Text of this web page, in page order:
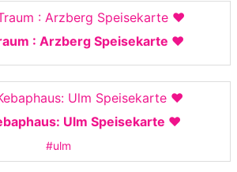
: Arzberg Speisekarte ❤️
Ulm Speisekarte ❤️
#ulm